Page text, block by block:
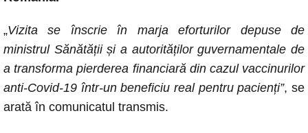
„Vizita se înscrie în marja eforturilor depuse de
ministrul Sănătății și a autorităților guvernamentale de
a transforma pierderea financiară din cazul vaccinurilor
anti-Covid-19 într-un beneficiu real pentru pacienți”, se
arată în comunicatul transmis.